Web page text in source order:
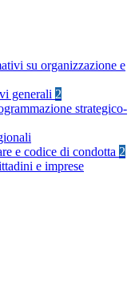
su organizzazione e
generali 2
strategico-
e codice di condotta 2
e imprese